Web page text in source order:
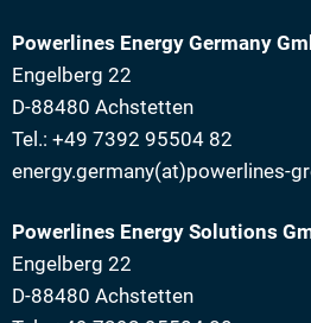
Powerlines Energy Germany
Engelberg 22
D-88480 Achstetten
Tel.: +49 7392 95504 82
energy.germany(at)powerlines-
Powerlines Energy Solutions
Engelberg 22
D-88480 Achstetten